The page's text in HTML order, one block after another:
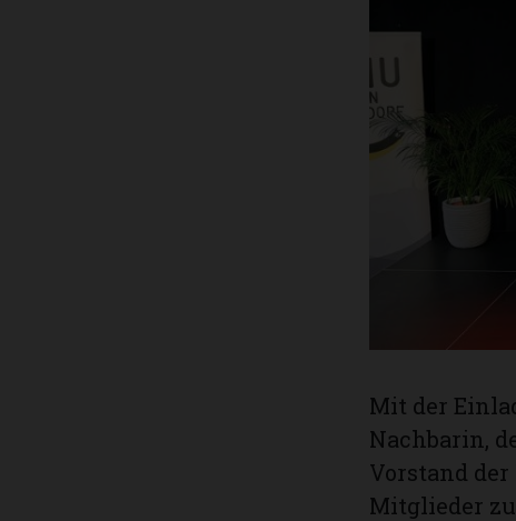
Mit der
Nachbarin,
Vorstand der
Mitglieder